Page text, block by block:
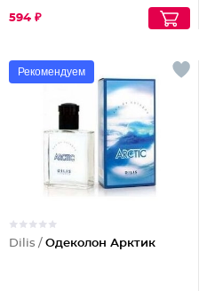
594 ₽
Рекомендуем
Dilis / Одеколон Арктик